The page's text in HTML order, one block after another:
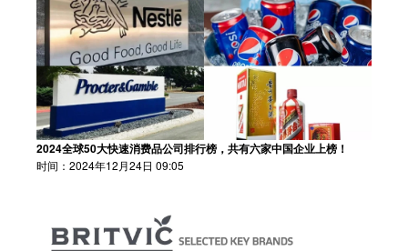
2024全球50大快速消费品公司排行榜，共有六家中国企业上榜！
时间：2024年12月24日 09:05